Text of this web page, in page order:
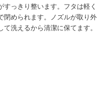
っきり整います。フタは軽く
閉められます。ノズルが取り外
洗えるから清潔に保てます。